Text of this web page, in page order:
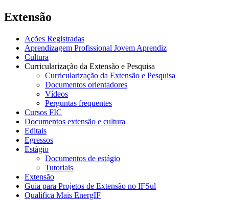
Extensão
Ações Registradas
Aprendizagem Profissional Jovem Aprendiz
Cultura
Curricularização da Extensão e Pesquisa
Curricularização da Extensão e Pesquisa
Documentos orientadores
Vídeos
Perguntas frequentes
Cursos FIC
Documentos extensão e cultura
Editais
Egressos
Estágio
Documentos de estágio
Tutoriais
Extensão
Guia para Projetos de Extensão no IFSul
Qualifica Mais EnergIF